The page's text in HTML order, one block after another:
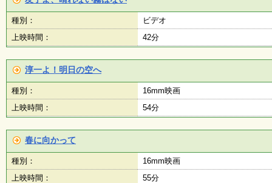
種別：
ビデオ
上映時間：
42分
淳一よ！明日の空へ
種別：
16mm映画
上映時間：
54分
春に向かって
種別：
16mm映画
上映時間：
55分